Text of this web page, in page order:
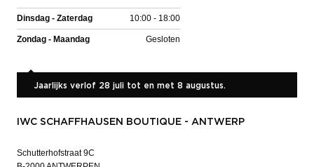
Dinsdag - Zaterdag 10:00 - 18:00
Zondag - Maandag Gesloten
Jaarlijks verlof 28 juli tot en met 8 augustus.
IWC SCHAFFHAUSEN BOUTIQUE - ANTWERP
Schutterhofstraat 9C